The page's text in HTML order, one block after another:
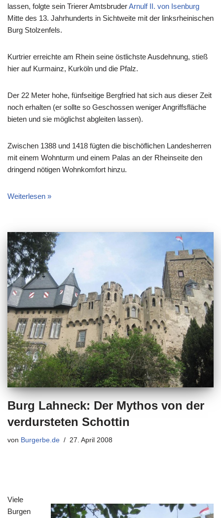
lassen, folgte sein Trierer AmtsbruderArnulf II. von Isenburg
Mitte des 13. Jahrhunderts in Sichtweite mit der linksrheinischen
Burg Stolzenfels.
Kurtrier erreichte am Rhein seine östlichste Ausdehnung, stieß
hier auf Kurmainz, Kurköln und die Pfalz.
Der 22 Meter hohe, fünfseitige Bergfried hat sich aus dieser Zeit
noch erhalten (er sollte so Geschossen weniger Angriffsfläche
bieten und sie möglichst abgleiten lassen).
Zwischen 1388 und 1418 fügten die bischöflichen Landesherren
mit einem Wohnturm und einem Palas an der Rheinseite den
dringend nötigen Wohnkomfort hinzu.
Weiterlesen »
Burg Lahneck: Der Mythos von der
verdursteten Schottin
von Burgerbe.de 27. April 2008
Viele
Burgen